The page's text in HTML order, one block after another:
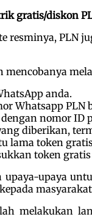
gratis/diskon
resminya, PLN
mencobanya
anda.
Whatsapp PLN
nomor ID
diberikan,
lama token
token
upaya-upaya
melakukan